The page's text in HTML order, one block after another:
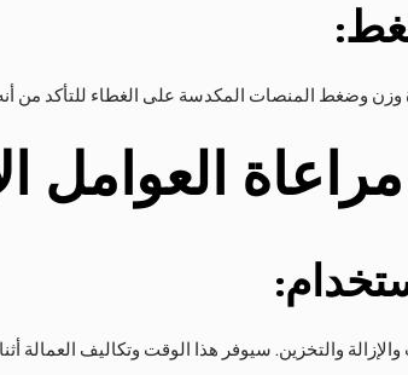
وزن وضغط المنصات المكدسة على الغطاء للتأكد من
العوامل
والتخزين. سيوفر هذا الوقت وتكاليف العمالة